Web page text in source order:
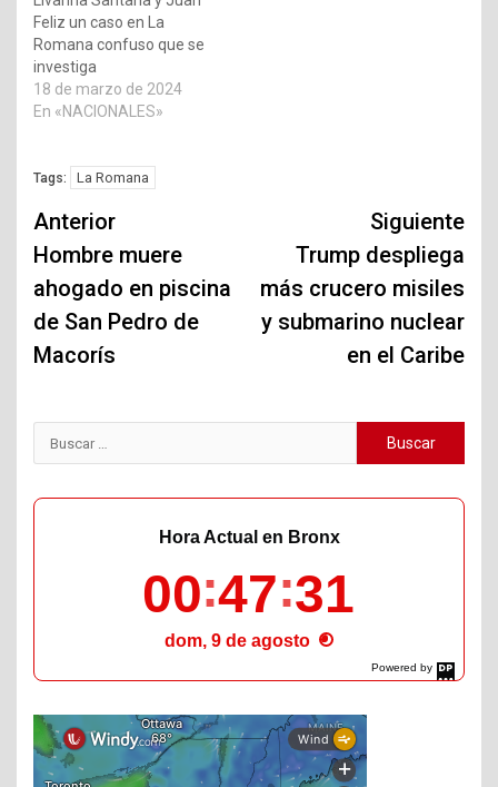
Feliz un caso en La
Romana confuso que se
investiga
18 de marzo de 2024
En «NACIONALES»
Tags: La Romana
Navegación
de
entradas
Anterior
Hombre muere
ahogado en piscina
de San Pedro de
Macorís
Siguiente
Trump despliega
más crucero misiles
y submarino nuclear
en el Caribe
Buscar:
Powered by
DaysPedia.com
Hora Actual en Bronx
00 47 32
dom, 9 de agosto